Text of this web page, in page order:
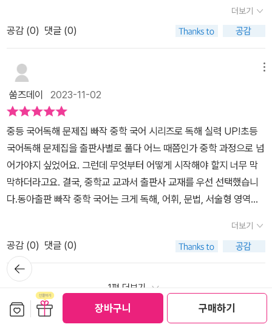
장바구니 구매하기
문과 추론적 질문 등 다양한 발문이 나와요.​개념+에서는 소설을 이해
하는 데 필요한 소설의 기법에 대한 설명을 수록해 두었어요.(씹어 먹
어야 하는 영역이 정말 많았어요~~^^)​ ​ 하나의 작품을 3페이지에 걸
쳐 적어뒀는데 마지막 장에는 속담과 한자 성어를 익히도록 해 두었
는 문제인데요,하나의 작품을 정말 제대로 이해하도록 해 놓은 파트
였어요.(개인적으로 이 파트 너무 마음에 들었답니다) 깊이 읽기는 작
품에 나오는 다양한 소재를 통해 문학 작품을 감상할 수 있도록 하고
있어요.마지막 사고력 키우기에서는 작품을 읽고 스스로가 공감했던
부분을 자신의 글로 표현한다는데 의미를 두고 살펴보니 너무 좋더라
고요.​​ ​ 정답과 해설집을 보면사고력 키우기의 예시글이 나와 있어요.
아이가 생각하고 적었던 부분이 예시글에서 제공하는 부분 중 꼭 들
어가야 하는 부분이 들어 있는지 참고해 보시면 좋을 거 같았어요.문
제의 해설을 살펴보면오답 풀이가 하나하나 설명되어 있어서 아이가
왜 안되는지를 이해하고 넘어가기에 좋았던 거 같고제대로 문제를 해
석하는 방법을 배울 수 있었던 거 같아요. ​ ​또 한 가지빠작의 가장 좋
은 점은 QR로 읽을 수 있는 ON 플러스예요.QR을 찍으면 문제를 풀
고 바로 정답을 확인할 수 있어요.그리고 답지에 나와 있는 작품 해제
와 작품의 이해도를 높기 위한 영상도 볼 수 있어서 좋았어요. ​ ​ ​ 배경
키우고 깊이 읽기로 사고의 폭을 넓히고깊이를 깊게 하여 생각을 확
장 시킬 수 있어요그러면 문제 해결력도 쑥쑥 자라날 것입니다그래
서 사고력 키우기로 정리하면서글을 쓰는 실력도 함께 키워 봅니다
늘 믿고 보는 동아 출판의 빠작 시리즈~초등국어도 빠작으로 학습하
면서동영상 강의가 있어서 집에서 홈스쿨로도딱이었는데 중학 국어
도 빠작 중학 국어로빠작 ON과 함께 홈스쿨로 중학대비 할께요동
아 출판 빠작 중학 국어문학독해 1로 문학 파트 대비 해 보시길추천해
요♥출판사로부터 도서를 제공받아 작성한 후기입니다
리까지 온라인으로 이용 할 수 있다초등 5학년 고교 내신과 수능까지
미리 걱정 할 필요가 있나 싶겠지만중학생이 되기전에 조금 여우로울
문학 독해도 접해 보는 것이 목표이다
고글쓴이의 마음으로 문학 작품을 이해할 수 있었지요필수 작품을 통
해 문학 독해력을 기르는 문학 독해 기본서인빠작 중학국어 문학 독
해 1권은내신과 수능 대비에도 참 좋을 것 같아요​빠작 ON 와 함께 빠
른 정답 채점도 할 수 있고독해력 플러스까지 되니​다음 방학에도 중
학 국어 문학 독해와 함께 하겠습니다~
더보기
공감 (0) 댓글 (0)
쑴즈데이 2023-11-02
중등 국어독해 문제집 빠작 중학 국어 시리즈로 독해 실력 UP!초등
국어독해 문제집을 출판사별로 풀다 어느 때쯤인가 중학 과정으로 넘
어가야지 싶었어요. 그런데 무엇부터 어떻게 시작해야 할지 너무 막
막하더라고요. 결국, 중학교 교과서 출판사 교재를 우선 선택했습니
다.동아출판 빠작 중학 국어는 크게 독해, 어휘, 문법, 서술형 영역으
을 제공해요. 그래서 집에서도 전략적인 국어독해 공부가 가능하답니
다.문학 독해력을 기르는 내신·수능 대비 독해 기본서 빠작 중학 국어
문학 독해는 총 3권으로 소설, 시, 수필·극 차례로 갈래별 문학 개념어
를 먼저 정리한 후 작품 미리 보기와 빠작ON+ 온라인 학습서비스를
통해 문학 작품을 분석하고 이해합니다. 그리고 그 과정에서 자연스
럽게 문학 독해 포인트를 터득해요.학원에 다니지 않는 첫째에게 빠
더보기
공감 (0) 댓글 (0)
1편 더보기
뒤로가
기